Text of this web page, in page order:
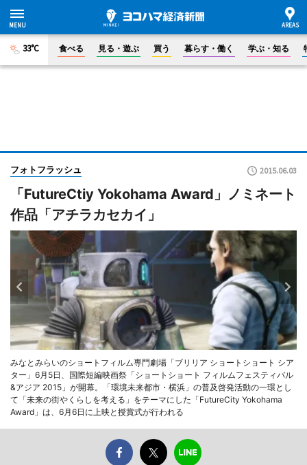
33°C 食べる 見る・遊ぶ 買う 暮らす・働く 学ぶ・知る
フォトフラッシュ 2015.06.03
「FutureCtiy Yokohama Award」ノミネート
作品「アチラカセカイ」
みなとみらいのショートフィルム専門劇場「ブリリア ショートショート シア
ター」6月5日、国際短編映画祭「ショートショート フィルムフェスティバル
&アジア 2015」が開幕。「環境未来都市・横浜」の普及啓発活動の一環とし
て「未来の街やくらしを考える」をテーマにした「FutureCity Yokohama
Award」は、6月6日に上映と授賞式が行われる